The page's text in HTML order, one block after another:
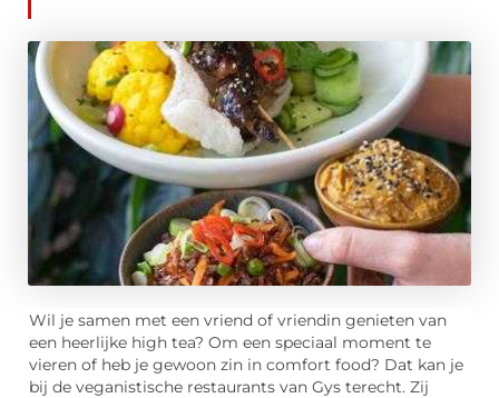
Wil je samen met een vriend of vriendin genieten van
een heerlijke high tea? Om een speciaal moment te
vieren of heb je gewoon zin in comfort food? Dat kan je
bij de veganistische restaurants van Gys terecht. Zij